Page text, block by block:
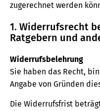
zugerechnet werden
1. Widerrufsrecht
Ratgebern und
Widerrufsbelehrung
Sie haben das Recht,
Angabe von Gründen
Die Widerrufsfrist